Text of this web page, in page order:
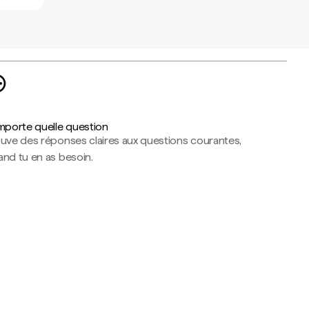
quelle question
des réponses claires aux questions courantes,
tu en as besoin.